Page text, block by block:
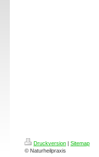
Druckversion | Sitemap
© Naturheilpraxis